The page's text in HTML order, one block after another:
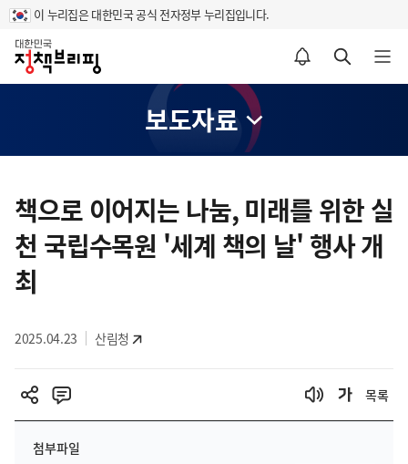
이 누리집은 대한민국 공식 전자정부 누리집입니다.
홈
알림설정 바로가기 검색 바로가기 메뉴 열기
보도자료
텐
츠
영
역
책으로 이어지는 나눔, 미래를 위한 실
천 국립수목원 '세계 책의 날' 행사 개
최
2025.04.23 산림청
목록
첨부파일